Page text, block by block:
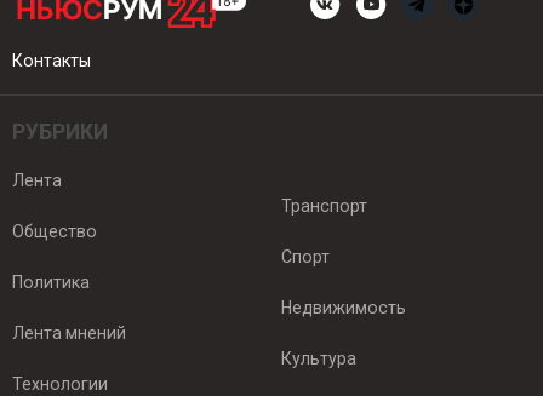
Контакты
РУБРИКИ
Лента
Общество
Политика
Лента мнений
Технологии
Транспорт
Спорт
Недвижимость
Культура